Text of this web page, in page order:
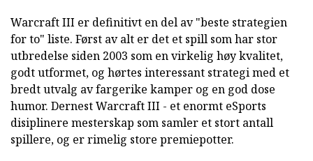
Warcraft III er definitivt en del av "beste strategien
for to" liste. Først av alt er det et spill som har stor
utbredelse siden 2003 som en virkelig høy kvalitet,
godt utformet, og hørtes interessant strategi med et
bredt utvalg av fargerike kamper og en god dose
humor. Dernest Warcraft III - et enormt eSports
disiplinere mesterskap som samler et stort antall
spillere, og er rimelig store premiepotter.